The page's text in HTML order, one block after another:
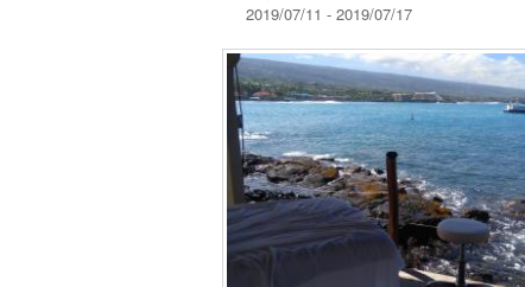
2019/07/11 - 2019/07/17